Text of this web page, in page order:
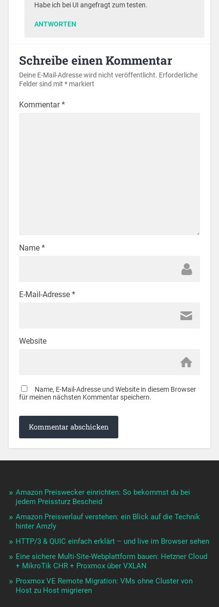
Habe ich bei UI angefragt zum testen.
ANTWORTEN
Schreibe einen Kommentar
Deine E-Mail-Adresse wird nicht veröffentlicht. Erforderliche
Felder sind mit *markiert
Kommentar*
Name *
E-Mail-Adresse *
Website
Name, E-Mail-Adresse und Website in diesem Browser
für meinen nächsten Kommentar speichern.
Amazon Preiswecker einrichten: So bekommst du bei
jedem Preissturz Bescheid
Amazon Preisverlauf verstehen: ein Blick auf die Technik
hinter Amzly
HTTP/3 & QUIC einfach erklärt – und live im Browser sehen
Eine sichere Multi-Site-Webplattform bauen: Hetzner Cloud
+ MikroTik CHR + Proxmox über VXLAN
Proxmox VE Remote Migration: VMs ohne Cluster von
Host zu Host migrieren